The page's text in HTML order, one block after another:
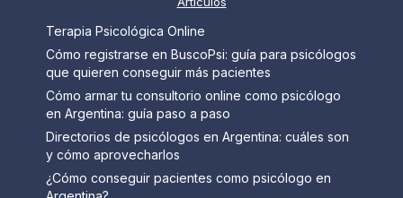
Terapia Psicológica Online
Cómo registrarse en BuscoPsi: guía para psicólogos
que quieren conseguir más pacientes
Cómo armar tu consultorio online como psicólogo
en Argentina: guía paso a paso
Directorios de psicólogos en Argentina: cuáles son
y cómo aprovecharlos
¿Cómo conseguir pacientes como psicólogo en